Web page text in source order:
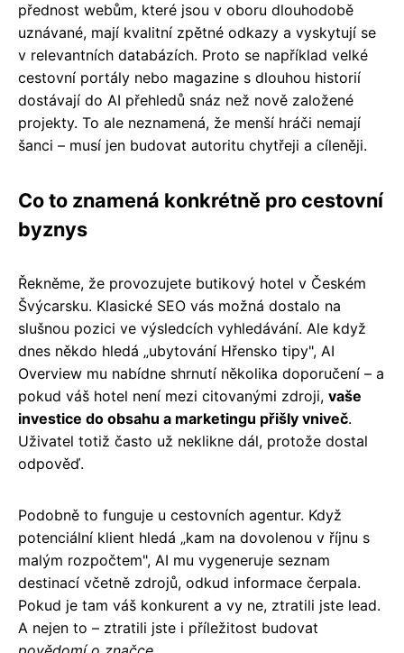
přednost webům, které jsou v oboru dlouhodobě
uznávané, mají kvalitní zpětné odkazy a vyskytují se
v relevantních databázích. Proto se například velké
cestovní portály nebo magazine s dlouhou historií
dostávají do AI přehledů snáz než nově založené
projekty. To ale neznamená, že menší hráči nemají
šanci – musí jen budovat autoritu chytřeji a cíleněji.
Co to znamená konkrétně pro cestovní
byznys
Řekněme, že provozujete butikový hotel v Českém
Švýcarsku. Klasické SEO vás možná dostalo na
slušnou pozici ve výsledcích vyhledávání. Ale když
dnes někdo hledá „ubytování Hřensko tipy", AI
Overview mu nabídne shrnutí několika doporučení – a
pokud váš hotel není mezi citovanými zdroji, vaše
investice do obsahu a marketingu přišly vniveč.
Uživatel totiž často už neklikne dál, protože dostal
odpověď.
Podobně to funguje u cestovních agentur. Když
potenciální klient hledá „kam na dovolenou v říjnu s
malým rozpočtem", AI mu vygeneruje seznam
destinací včetně zdrojů, odkud informace čerpala.
Pokud je tam váš konkurent a vy ne, ztratili jste lead.
A nejen to – ztratili jste i příležitost budovat